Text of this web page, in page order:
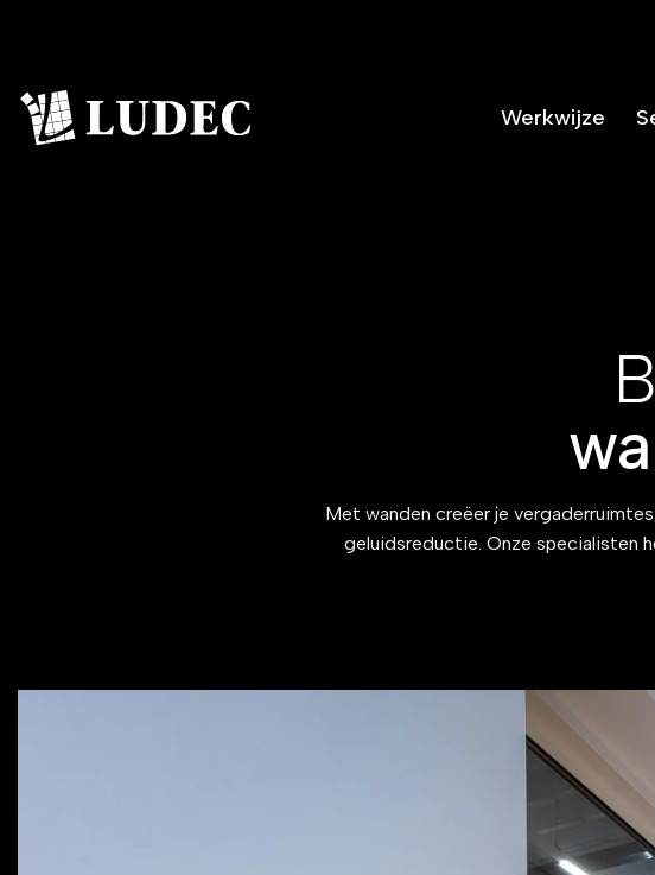
inhoud
Werkwijze
Met wanden creëer je
geluidsreductie. Onze specialisten